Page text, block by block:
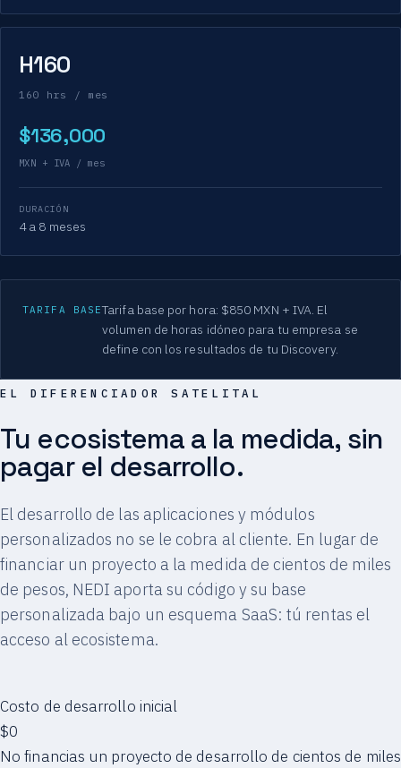
H160
160 hrs / mes
$136,000
MXN + IVA / mes
DURACIÓN
4 a 8 meses
TARIFA BASETarifa base por hora: $850 MXN + IVA. El
volumen de horas idóneo para tu empresa se
define con los resultados de tu Discovery.
EL DIFERENCIADOR SATELITAL
Tu ecosistema a la medida, sin
pagar el desarrollo.
El desarrollo de las aplicaciones y módulos
personalizados no se le cobra al cliente. En lugar de
financiar un proyecto a la medida de cientos de miles
de pesos, NEDI aporta su código y su base
personalizada bajo un esquema SaaS: tú rentas el
acceso al ecosistema.
Costo de desarrollo inicial
$0
No financias un proyecto de desarrollo de cientos de miles